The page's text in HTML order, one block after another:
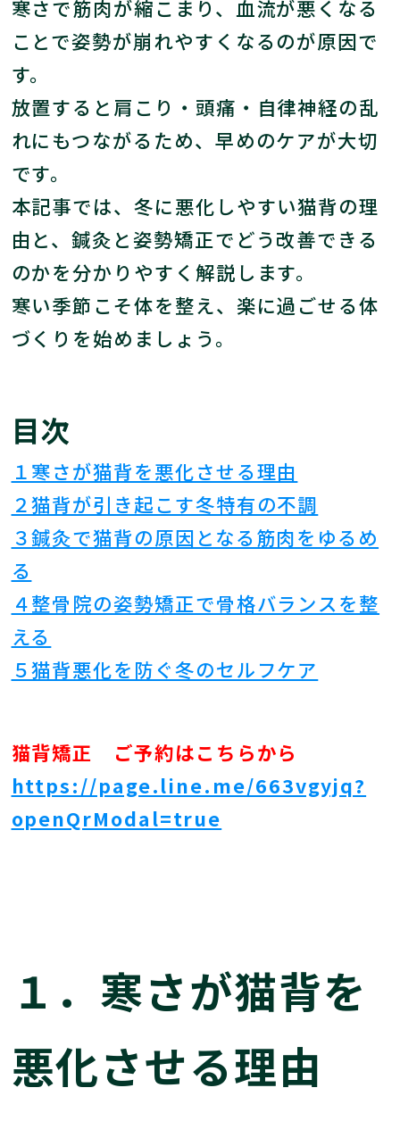
寒さで筋肉が縮こまり、血流が悪くなる
ことで姿勢が崩れやすくなるのが原因で
す。
放置すると肩こり・頭痛・自律神経の乱
れにもつながるため、早めのケアが大切
です。
本記事では、冬に悪化しやすい猫背の理
由と、鍼灸と姿勢矯正でどう改善できる
のかを分かりやすく解説します。
寒い季節こそ体を整え、楽に過ごせる体
づくりを始めましょう。
目次
１寒さが猫背を悪化させる理由
２猫背が引き起こす冬特有の不調
３鍼灸で猫背の原因となる筋肉をゆるめ
る
４整骨院の姿勢矯正で骨格バランスを整
える
５猫背悪化を防ぐ冬のセルフケア
猫背矯正 ご予約はこちらから
https://page.line.me/663vgyjq?
openQrModal=true
１．寒さが猫背を
悪化させる理由